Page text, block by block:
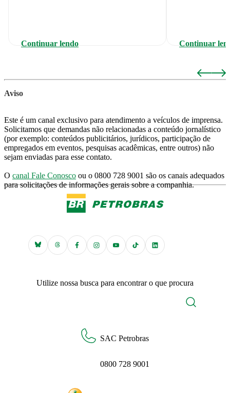
Continuar lendo Continuar
Aviso
Este é um canal exclusivo para atendimento a veículos de imprensa.
Solicitamos que demandas não relacionadas a conteúdo jornalístico
(por exemplo: conteúdos publicitários, jurídicos, participação de
empregados em eventos, pesquisas acadêmicas, entre outros) não
sejam enviadas para esse contato.
O canal Fale Conosco ou o 0800 728 9001 são os canais adequados
para solicitações de informações gerais sobre a companhia.
Utilize nossa busca para encontrar o que procura
SAC Petrobras
0800 728 9001